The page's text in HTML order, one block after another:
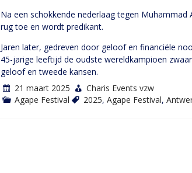
Na een schokkende nederlaag tegen
rug toe en wordt predikant.
Jaren later, gedreven door geloof en financiële
45-jarige leeftijd de oudste wereldkampioen
geloof en tweede kansen.
21 maart 2025
Charis Events vzw
Agape Festival
2025, Agape Festival,